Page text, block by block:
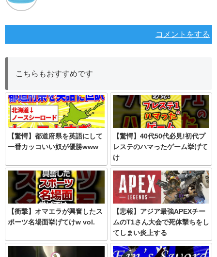
コメントをする
こちらもおすすめです
【驚愕】都道府県を英語にして
一番カッコいい奴が優勝www
【驚愕】40代50代必見!初代プ
レステのハマったゲーム挙げて
け
【衝撃】オマエラが興奮したス
ポーツ名場面挙げてけw vol.
【悲報】アジア最強APEXチー
ムのT1さん大会で死体撃ちをし
てしまい炎上する